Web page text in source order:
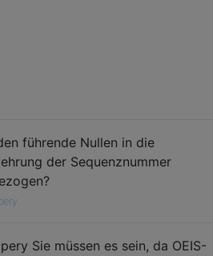
führende Nullen in die
der Sequenznummer
Sie müssen es sein, da OEIS-